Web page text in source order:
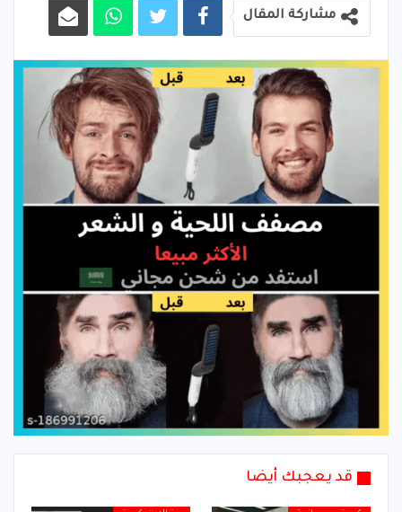
مشاركة المقال
قد يعجبك أيضا